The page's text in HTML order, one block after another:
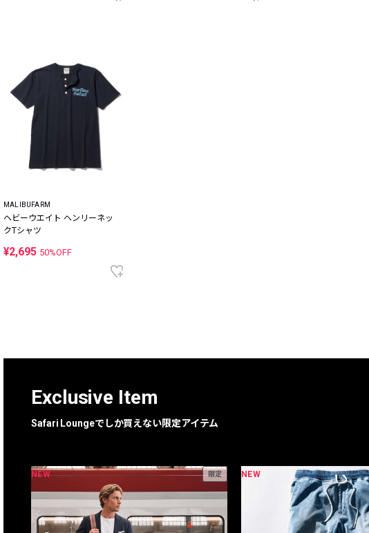
MALIBUFARM
ヘビーウエイト ヘンリーネッ
クTシャツ
¥2,695 50%OFF
Exclusive Item
Safari Loungeでしか買えない限定アイテム
NEW 限定 NEW